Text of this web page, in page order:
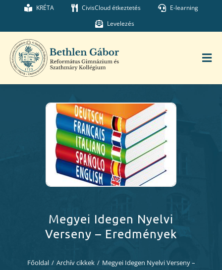
Kihagyás KRÉTA CivisCloud étkeztetés
E-learning
Levelezés
Munkatársaink
Megyei Idegen Nyelvi
Verseny – Eredmények
Főoldal / Archív cikkek / Megyei Idegen Nyelvi Verseny –